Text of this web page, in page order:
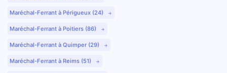
Maréchal-Ferrant à Périgueux (24)
Maréchal-Ferrant à Poitiers (86)
Maréchal-Ferrant à Quimper (29)
Maréchal-Ferrant à Reims (51)